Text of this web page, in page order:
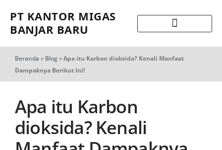
PT KANTOR MIGAS
BANJAR BARU
Beranda » Blog»Apa itu Karbon dioksida? Kenali Manfaat
Dampaknya Berikut Ini!
Apa itu Karbon
dioksida? Kenali